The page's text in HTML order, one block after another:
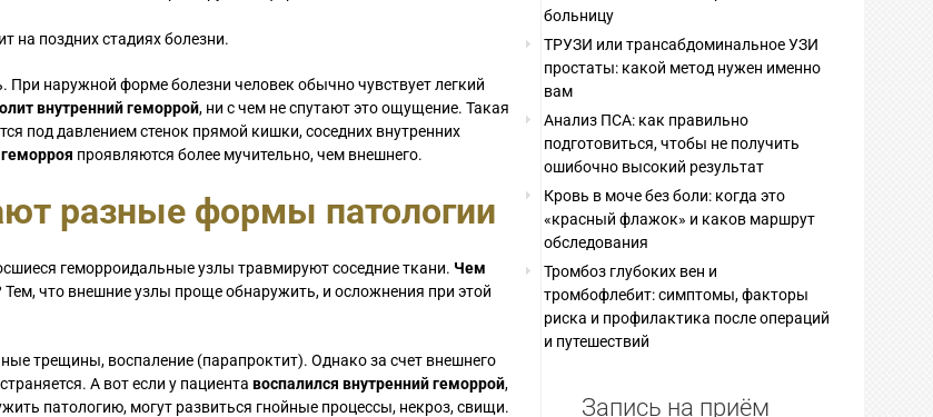
на поздних стадиях болезни.
наружной форме болезни человек обычно чувствует легкий
внутренний геморрой, ни с чем не спутают это ощущение. Такая
под давлением стенок прямой кишки, соседних внутренних
проявляются более мучительно, чем внешнего.
разные формы патологии
геморроидальные узлы травмируют соседние ткани. Чем
Тем, что внешние узлы проще обнаружить, и осложнения при этой
трещины, воспаление (парапроктит). Однако за счет внешнего
А вот если у пациента воспалился внутренний геморрой,
патологию, могут развиться гнойные процессы, некроз, свищи.
больницу
ТРУЗИ или трансабдоминальное УЗИ
простаты: какой метод нужен именно
вам
Анализ ПСА: как правильно
подготовиться, чтобы не получить
ошибочно высокий результат
Кровь в моче без боли: когда это
«красный флажок» и каков маршрут
обследования
Тромбоз глубоких вен и
тромбофлебит: симптомы, факторы
риска и профилактика после операций
и путешествий
Запись на приём